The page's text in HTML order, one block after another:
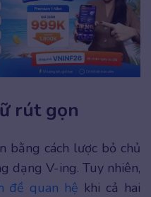
rút gọn
bằng cách lược bỏ chủ
dạng V-ing. Tuy nhiên,
đề quan hệ khi cả hai